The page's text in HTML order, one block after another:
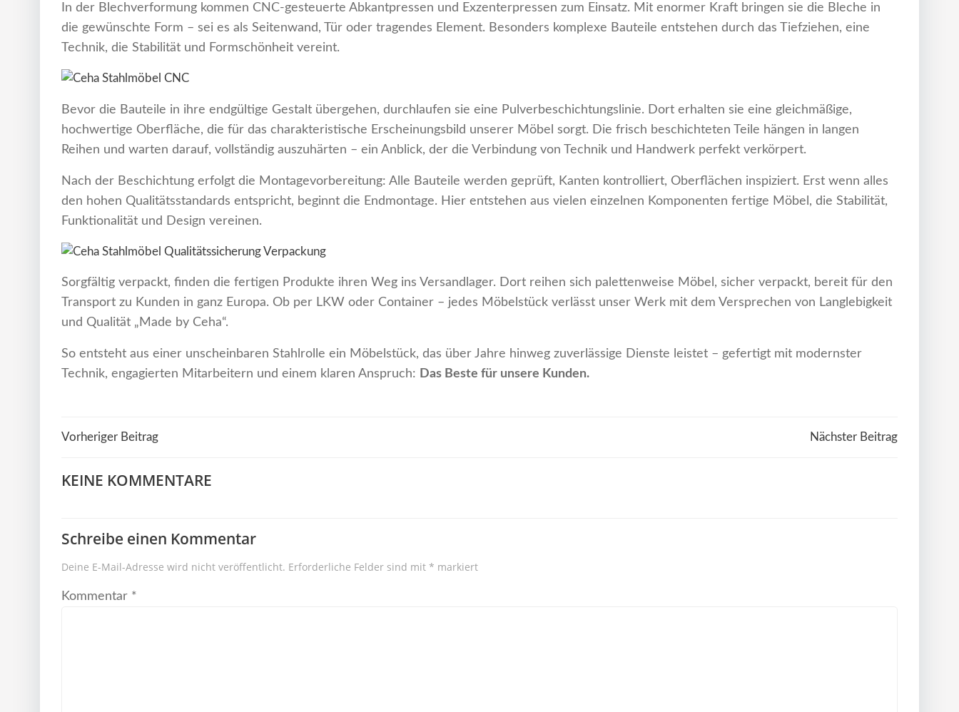
In der Blechverformung kommen CNC-gesteuerte Abkantpressen und Exzenterpressen zum Einsatz. Mit enormer Kraft bringen sie die Bleche in
die gewünschte Form – sei es als Seitenwand, Tür oder tragendes Element. Besonders komplexe Bauteile entstehen durch das Tiefziehen, eine
Technik, die Stabilität und Formschönheit vereint.
Bevor die Bauteile in ihre endgültige Gestalt übergehen, durchlaufen sie eine Pulverbeschichtungslinie. Dort erhalten sie eine gleichmäßige,
hochwertige Oberfläche, die für das charakteristische Erscheinungsbild unserer Möbel sorgt. Die frisch beschichteten Teile hängen in langen
Reihen und warten darauf, vollständig auszuhärten – ein Anblick, der die Verbindung von Technik und Handwerk perfekt verkörpert.
Nach der Beschichtung erfolgt die Montagevorbereitung: Alle Bauteile werden geprüft, Kanten kontrolliert, Oberflächen inspiziert. Erst wenn alles
den hohen Qualitätsstandards entspricht, beginnt die Endmontage. Hier entstehen aus vielen einzelnen Komponenten fertige Möbel, die Stabilität,
Funktionalität und Design vereinen.
Sorgfältig verpackt, finden die fertigen Produkte ihren Weg ins Versandlager. Dort reihen sich palettenweise Möbel, sicher verpackt, bereit für den
Transport zu Kunden in ganz Europa. Ob per LKW oder Container – jedes Möbelstück verlässt unser Werk mit dem Versprechen von Langlebigkeit
und Qualität „Made by Ceha“.
So entsteht aus einer unscheinbaren Stahlrolle ein Möbelstück, das über Jahre hinweg zuverlässige Dienste leistet – gefertigt mit modernster
Technik, engagierten Mitarbeitern und einem klaren Anspruch: Das Beste für unsere Kunden.
Beitragsnavigation
Vorheriger Beitrag Nächster Beitrag
KEINE KOMMENTARE
Schreibe einen Kommentar
Deine E-Mail-Adresse wird nicht veröffentlicht. Erforderliche Felder sind mit * markiert
Kommentar *